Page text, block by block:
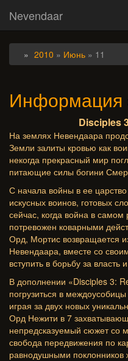
Nevendaar
2010 » Июнь » 11
Информация
Disciples
На землях Невендаара
Земли залиты кровью как
некогда прекрасный мир
питающие силы богини
С начала войны в ее
искусных воинов, готовых
сейчас, когда война в самом
потревожен коварными
Орд, Мортис возвращается
Невендаара, вместе со
вступить в борьбу за
В дополнении «Disciples 3:
погрузиться в
играя за двух новых
Орд Нежити в 7
непредсказуемый сюжет со
свобода передвижения по
равнодушными поклонников